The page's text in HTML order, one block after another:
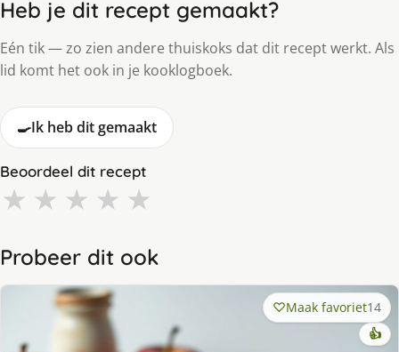
Heb je dit recept gemaakt?
Eén tik — zo zien andere thuiskoks dat dit recept werkt. Als
lid komt het ook in je kooklogboek.
🍳Ik heb dit gemaakt
Beoordeel dit recept
★ ★ ★ ★ ★
Probeer dit ook
Maak favoriet14
👍